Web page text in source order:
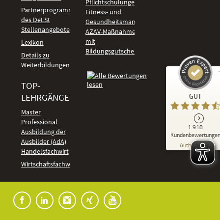
Partnerprogramm
des DeLSt
Stellenangebote
Lexikon
Details zu
Weiterbildungen
TOP-
LEHRGÄNGE
Master
Professional
Ausbildung der
Ausbilder (AdA)
Handelsfachwirt
Wirtschaftsfachwirt
Pflichtschulungen
Fitness- und
Gesundheitsmanagement
AZAV-Maßnahmen
mit
Bildungsgutschein
GUT
1.918
Kundenbewertungen
Authentizität
Kundenbewertungen und Erfahrungen zu
DeLSt - Deutsches eLearning Studieninstitut
92
%
Empfehlungen auf
ProvenExpert.com
anderen Quellen